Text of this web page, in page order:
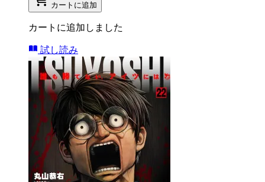
カートに追加
カートに追加しました
試し読み